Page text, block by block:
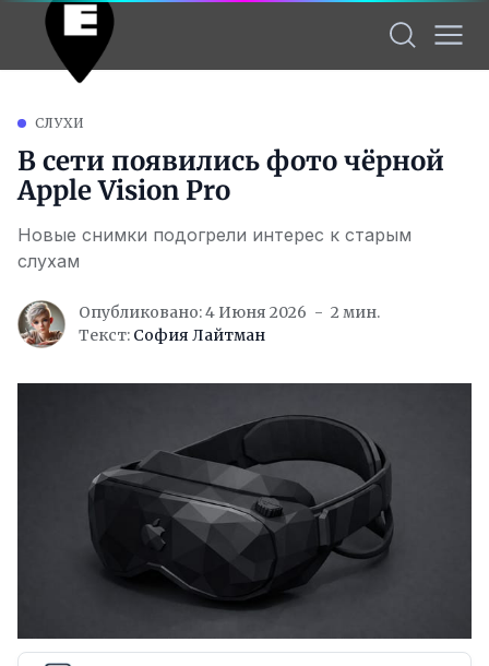
СЛУХИ
В сети появились фото чёрной
Apple Vision Pro
Новые снимки подогрели интерес к старым
слухам
Опубликовано: 4 Июня 2026
2 мин.
Текст: София Лайтман